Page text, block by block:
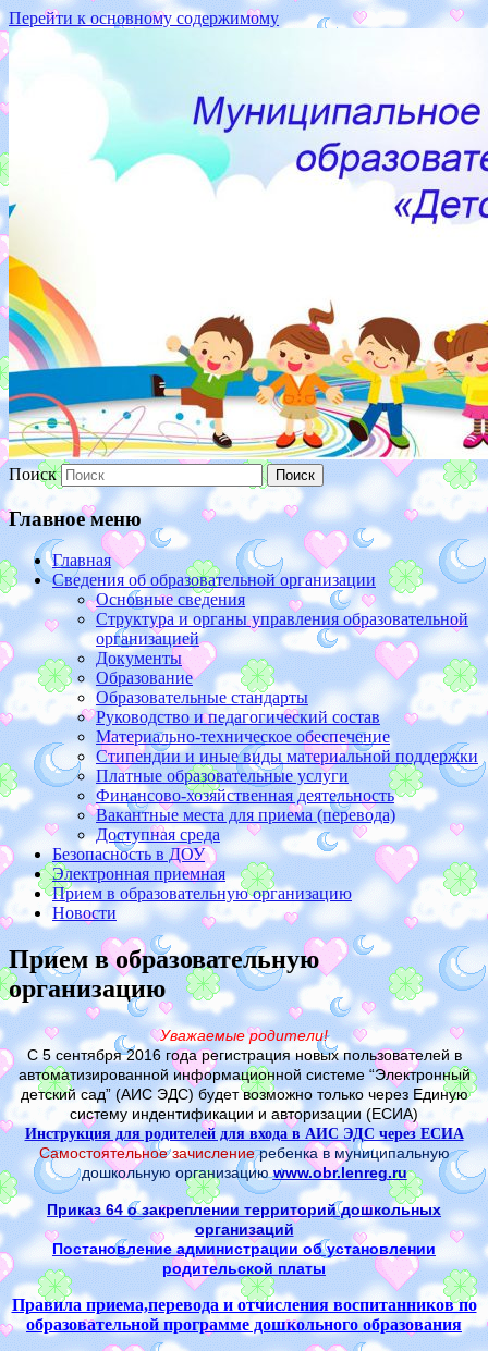
Перейти к основному содержимому
187110 Ленинградская
обл.,г.Кириши,ул.Волховская
набережная, д.16
Поиск
Главное меню
Главная
Сведения об образовательной организации
Основные сведения
Структура и органы управления образовательной
организацией
Документы
Образование
Образовательные стандарты
Руководство и педагогический состав
Материально-техническое обеспечение
Стипендии и иные виды материальной поддержки
Платные образовательные услуги
Финансово-хозяйственная деятельность
Вакантные места для приема (перевода)
Доступная среда
Безопасность в ДОУ
Электронная приемная
Прием в образовательную организацию
Новости
Прием в образовательную
организацию
Уважаемые родители!
C 5 сентября 2016 года регистрация новых пользователей в
автоматизированной информационной системе “Электронный
детский сад” (АИС ЭДС) будет возможно только через Единую
систему индентификации и авторизации (ЕСИА)
Инструкция для родителей для входа в АИС ЭДС через ЕСИА
Самостоятельное зачислениеребенка в муниципальную
дошкольную организацию www.obr.lenreg.ru
Приказ 64 о закреплении территорий дошкольных
организаций
Постановление администрации об установлении
родительской платы
Правила приема,перевода и отчисления воспитанников по
образовательной программе дошкольного образования